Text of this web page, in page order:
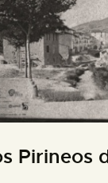
Pirineos